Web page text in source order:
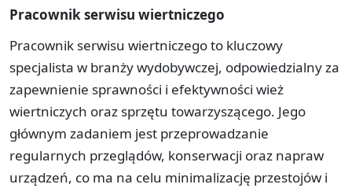
Pracownik serwisu wiertniczego
Pracownik serwisu wiertniczego to kluczowy
specjalista w branży wydobywczej, odpowiedzialny za
zapewnienie sprawności i efektywności wież
wiertniczych oraz sprzętu towarzyszącego. Jego
głównym zadaniem jest przeprowadzanie
regularnych przeglądów, konserwacji oraz napraw
urządzeń, co ma na celu minimalizację przestojów i